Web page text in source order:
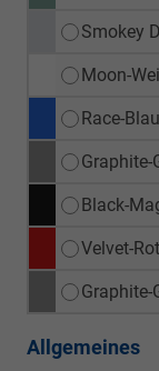
Smokey
Moon-
Race-
Black-
Velvet-
Allgemeines